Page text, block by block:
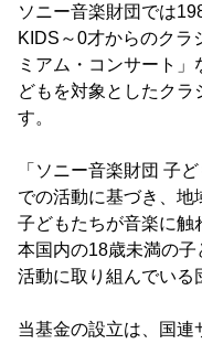
ソニー音楽財団では
KIDS～0才からのクラ
ミアム・コンサート
どもを対象としたクラ
す。
「ソニー音楽財団 子
での活動に基づき、地
子どもたちが音楽に触
本国内の18歳未満の
活動に取り組んでいる
当基金の設立は、国